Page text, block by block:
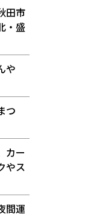
田市
・盛
や
つ
カー
やス
間運